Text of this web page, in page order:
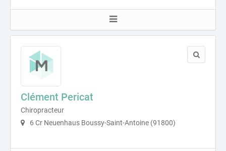
Clément Pericat
Chiropracteur
6 Cr Neuenhaus Boussy-Saint-Antoine (91800)